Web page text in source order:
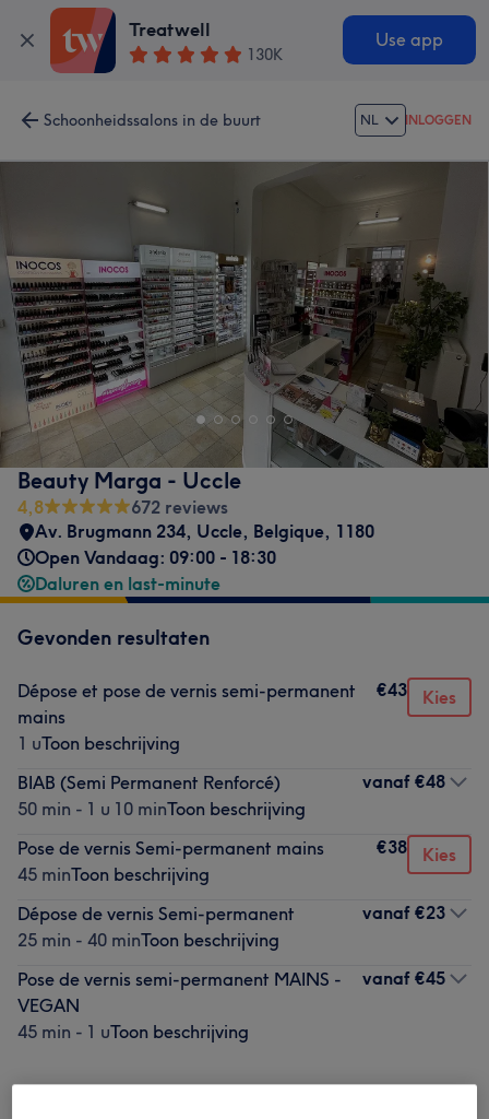
Treatwell
130K
Use app
Schoonheidssalons in de buurt NL INLOGGEN
Beauty Marga - Uccle
4,8
672 reviews
Av. Brugmann 234, Uccle, Belgique, 1180
Open Vandaag: 09:00 - 18:30
Daluren en last-minute
Gevonden resultaten
Dépose et pose de vernis semi-permanent
mains
1 uToon beschrijving
€43 Kies
BIAB (Semi Permanent Renforcé)
50 min - 1 u 10 minToon beschrijving
vanaf €48
Pose de vernis Semi-permanent mains
45 minToon beschrijving
€38 Kies
Dépose de vernis Semi-permanent
25 min - 40 minToon beschrijving
vanaf €23
Pose de vernis semi-permanent MAINS -
VEGAN
45 min - 1 uToon beschrijving
vanaf €45